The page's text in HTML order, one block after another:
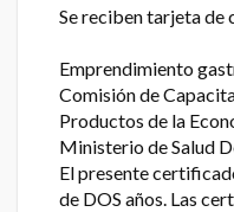
Se reciben tarjeta
Emprendimiento
Comisión de
Productos de la
Ministerio de Salud
El presente
de DOS años. Las